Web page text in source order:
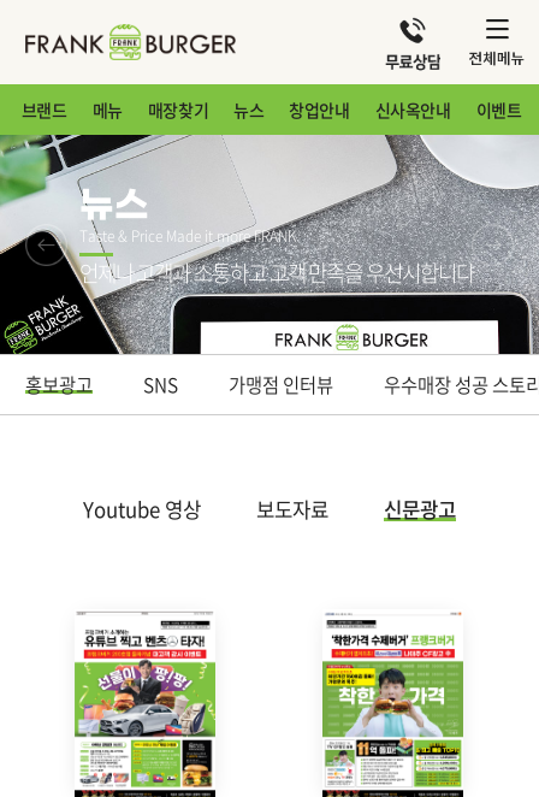
브랜드 메뉴 매장찾기 뉴스 창업안내 신사옥안내 이벤트
뉴스
Taste & Price Made it more FRANK
언제나 고객과 소통하고 고객 만족을 우선시합니다
홍보광고 SNS 가맹점 인터뷰 우수매장 성공 스토
Youtube 영상 보도자료 신문광고